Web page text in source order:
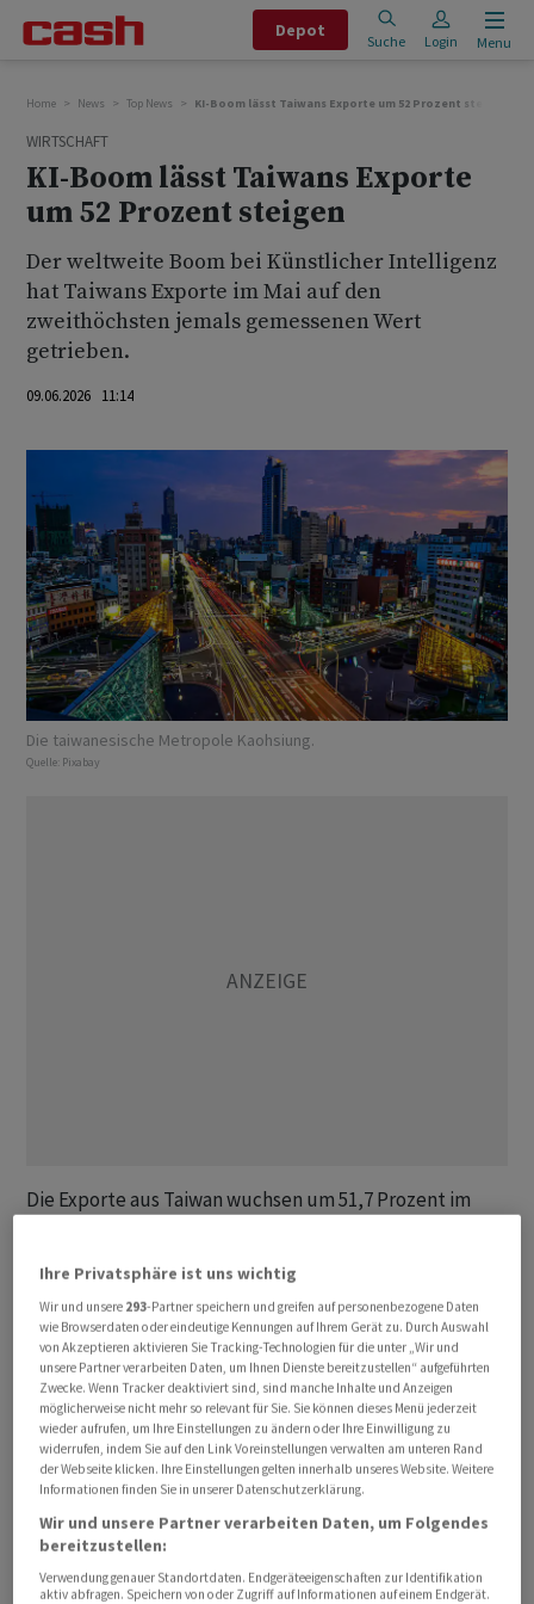
Depot
Suche Login Menu
Home News Top News KI-Boom lässt Taiwans Exporte um 52 Prozent steigen
WIRTSCHAFT
KI-Boom lässt Taiwans Exporte
um 52 Prozent steigen
Der weltweite Boom bei Künstlicher Intelligenz
hat Taiwans Exporte im Mai auf den
zweithöchsten jemals gemessenen Wert
getrieben.
09.06.2026 11:14
Die taiwanesische Metropole Kaohsiung.
Quelle: Pixabay
Die Exporte aus Taiwan wuchsen um 51,7 Prozent ‌im
Dollar, wie das Finanzministerium am Dienstag in Taipeh
mitteilte. ⁠Von der Nachrichtenagentur Reuters
befragte Analysten hatten einen Zuwachs von lediglich
37,9 Prozent erwartet. Von solchen Wachstumsraten
‌kann auch Exportweltmeister China nur träumen:
Dessen Ausfuhren legten ‌im Mai um 19,4 Prozent zu.
Taiwan profitiert ​von seiner Bedeutung als
Technologiestandort und seiner Schlüsselrolle in der
globalen Lieferkette für KI-Anwendungen. Erst Ende
Mai hatte die Regierung deshalb ihre
Wachstumsprognose für das laufende Jahr auf 9,64
Ihre Privatsphäre ist uns wichtig
Wir und unsere 293-Partner speichern und greifen auf personenbezogene Daten
wie Browserdaten oder eindeutige Kennungen auf Ihrem Gerät zu. Durch Auswahl
von Akzeptieren aktivieren Sie Tracking-Technologien für die unter „Wir und
unsere Partner verarbeiten Daten, um Ihnen Dienste bereitzustellen“ aufgeführten
Zwecke. Wenn Tracker deaktiviert sind, sind manche Inhalte und Anzeigen
möglicherweise nicht mehr so relevant für Sie. Sie können dieses Menü jederzeit
wieder aufrufen, um Ihre Einstellungen zu ändern oder Ihre Einwilligung zu
widerrufen, indem Sie auf den Link Voreinstellungen verwalten am unteren Rand
der Webseite klicken. Ihre Einstellungen gelten innerhalb unseres Website. Weitere
Informationen finden Sie in unserer Datenschutzerklärung.
Wir und unsere Partner verarbeiten Daten, um Folgendes
bereitzustellen:
Verwendung genauer Standortdaten. Endgeräteeigenschaften zur Identifikation
aktiv abfragen. Speichern von oder Zugriff auf Informationen auf einem Endgerät.